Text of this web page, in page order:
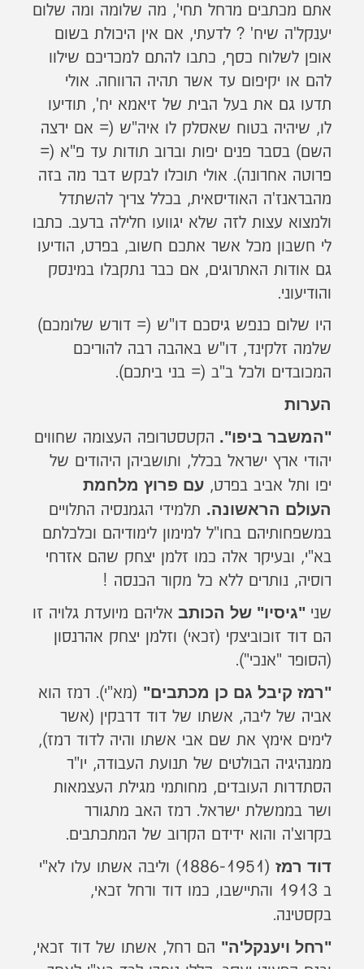
אתם מכתבים מרחל תחי', מה שלומה ומה שלום
יענקל'ה שיח' ? לדעתי, אם אין היכולת בשום
אופן לשלוח כסף, כתבו להתם למכריכם שילוו
להם או יקיפום עד אשר תהיה הרווחה. אולי
תדעו גם את בעל הבית של זיאמא יח', תודיעו
לו, שיהיה בטוח שאסלק לו איה"ש (= אם ירצה
השם) בסבר פנים יפות וברוב תודות עד פ"א (=
פרוטה אחרונה). אולי תוכלו לבקש דבר מה בזה
מהבראנז'ה האודיסאית, בכלל צריך להשתדל
ולמצוא עצות לזה שלא יגוועו חלילה ברעב. כתבו
לי חשבון מכל אשר אתכם חשוב, בפרט, הודיעו
גם אודות האתרוגים, אם כבר נתקבלו במינסק
והודיעוני.
היו שלום כנפש גיסכם דו"ש (= דורש שלומכם)
שלמה זלקינד, דו"ש באהבה רבה להוריכם
המכובדים ולכל ב"ב (= בני ביתכם).
הערות
"המשבר ביפו". הקטסטרופה העצומה שחווים
יהודי ארץ ישראל בכלל, ותושביהן היהודים של
יפו ותל אביב בפרט, עם פרוץ מלחמת
העולם הראשונה. תלמידי הגמנסיה התלויים
במשפחותיהם בחו"ל למימון לימודיהם וכלכלתם
בא"י, ובעיקר אלה כמו זלמן יצחק שהם אזרחי
רוסיה, נותרים ללא כל מקור הכנסה !
שני "גיסיו" של הכותב אליהם מיועדת גלויה זו
הם דוד זוכוביצקי (זכאי) וזלמן יצחק אהרנסון
(הסופר "אנכי").
"רמז קיבל גם כן מכתבים" (מא"י). רמז הוא
אביה של ליבה, אשתו של דוד דרבקין (אשר
לימים אימץ את שם אבי אשתו והיה לדוד רמז),
ממנהיגיה הבולטים של תנועת העבודה, יו"ר
הסתדרות העובדים, מחותמי מגילת העצמאות
ושר בממשלת ישראל. רמז האב מתגורר
בקרוצ'ה והוא ידידם הקרוב של המתכתבים.
דוד רמז
(1886-1951) וליבה אשתו עלו לא"י
ב 1913 והתיישבו, כמו דוד ורחל זכאי,
בקסטינה.
"רחל ויענקל'ה" הם רחל, אשתו של דוד זכאי,